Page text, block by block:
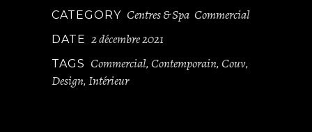
CATEGORY Centres & Spa Commercial
DATE 2 décembre 2021
TAGS Commercial, Contemporain, Couv,
Design, Intérieur